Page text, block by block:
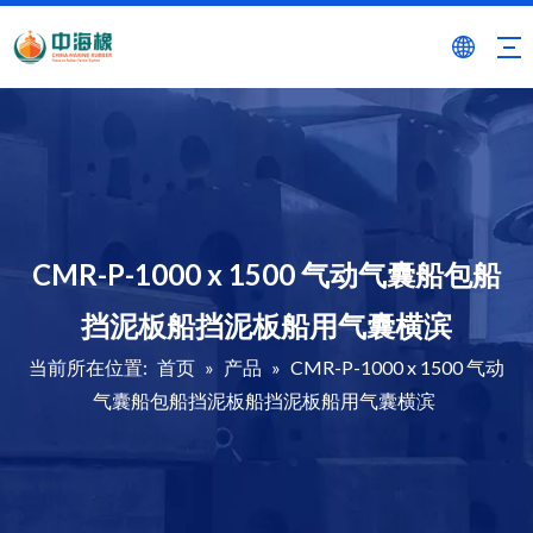
CMR-P-1000 x 1500 气动气囊船包船
挡泥板船挡泥板船用气囊横滨
当前所在位置: 首页 » 产品 » CMR-P-1000 x 1500 气动
气囊船包船挡泥板船挡泥板船用气囊横滨